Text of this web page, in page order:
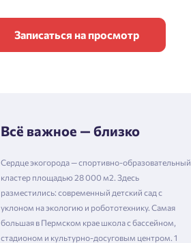
Записаться на просмотр
Всё важное — близко
Сердце экогорода — спортивно-образовательный
кластер площадью 28 000 м2. Здесь
разместились: современный детский сад с
уклоном на экологию и робототехнику. Самая
большая в Пермском крае школа с бассейном,
стадионом и культурно-досуговым центром. 1